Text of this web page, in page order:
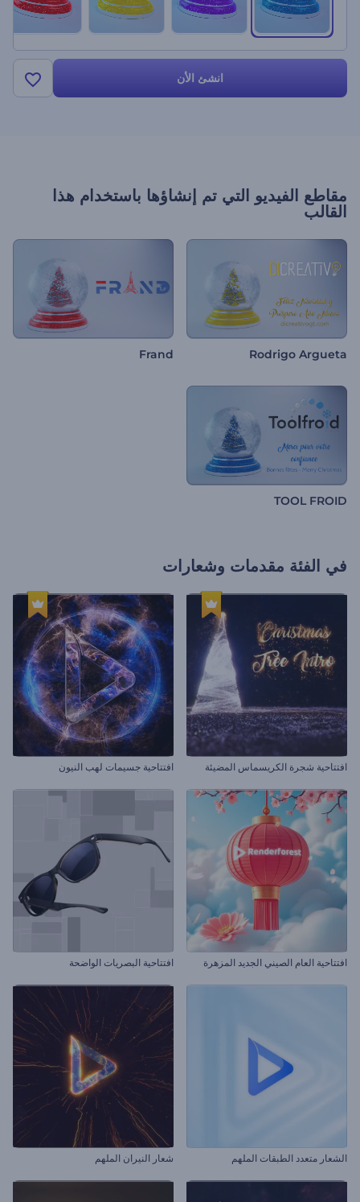
انشئ الأن
مقاطع الفيديو التي تم إنشاؤها باستخدام هذا
القالب
Rodrigo Argueta
Frand
TOOL FROID
في الفئة مقدمات وشعارات
افتتاحية شجرة الكريسماس المضيئة افتتاحية جسيمات لهب النيون
افتتاحية العام الصيني الجديد المزهرة افتتاحية البصريات الواضحة
الشعار متعدد الطبقات الملهم شعار النيران الملهم